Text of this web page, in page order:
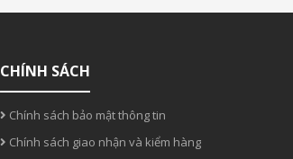
CHÍNH SÁCH
Chính sách bảo mật thông tin
Chính sách giao nhận và kiểm hàng